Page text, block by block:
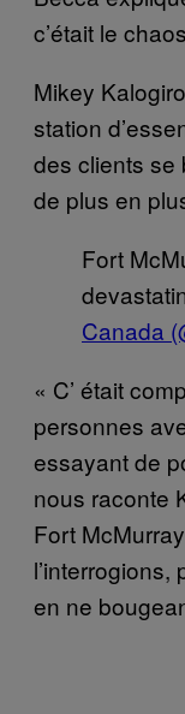
c’était le
Mikey
station
des clients se
de plus en
Fort
Canada
« C’ était
personnes
essayant de
nous raconte
Fort
en ne